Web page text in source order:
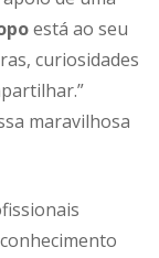
está ao seu
curiosidades
maravilhosa